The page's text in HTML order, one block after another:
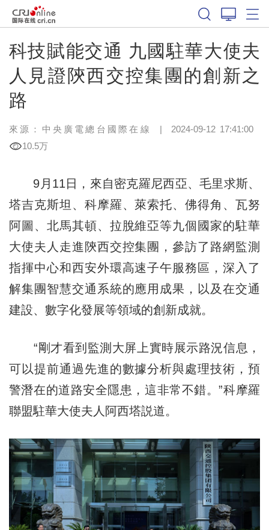
科技賦能交通 九國駐華大使夫
人見證陝西交控集團的創新之
路
來源：中央廣電總台國際在線 | 2024-09-12 17:41:00
10.5万
9月11日，來自密克羅尼西亞、毛里求斯、
塔吉克斯坦、科摩羅、萊索托、佛得角、瓦努
阿圖、北馬其頓、拉脫維亞等九個國家的駐華
大使夫人走進陝西交控集團，參訪了路網監測
指揮中心和西安外環高速子午服務區，深入了
解集團智慧交通系統的應用成果，以及在交通
建設、數字化發展等領域的創新成就。
“剛才看到監測大屏上實時展示路況信息，
可以提前通過先進的數據分析與處理技術，預
警潛在的道路安全隱患，這非常不錯。”科摩羅
聯盟駐華大使夫人阿西塔説道。